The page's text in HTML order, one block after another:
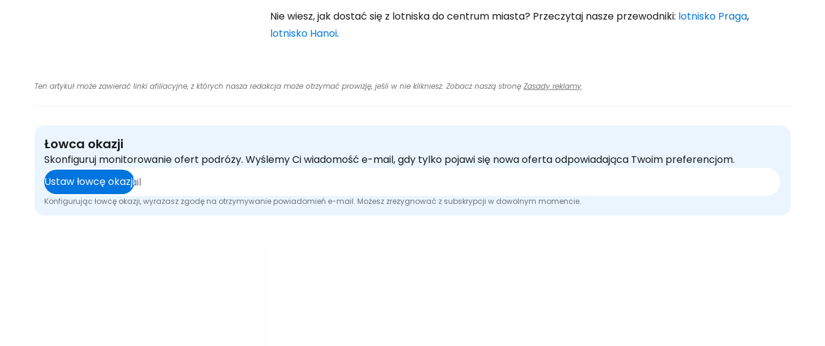
Nie wiesz, jak dostać się z lotniska do centrum miasta? Przeczytaj nasze przewodniki: lotnisko Praga,
lotnisko Hanoi.
Ten artykuł może zawierać linki afiliacyjne, z których nasza redakcja może otrzymać prowizję, jeśli w nie klikniesz. Zobacz naszą stronę Zasady reklamy.
Łowca okazji
Skonfiguruj monitorowanie ofert podróży. Wyślemy Ci wiadomość e-mail, gdy tylko pojawi się nowa oferta odpowiadająca Twoim preferencjom.
Ustaw łowcę okazji
Konfigurując łowcę okazji, wyrażasz zgodę na otrzymywanie powiadomień e-mail. Możesz zrezygnować z subskrypcji w dowolnym momencie.